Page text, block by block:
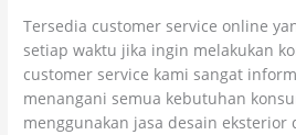
Tersedia customer service online
setiap waktu jika ingin melakukan
customer service kami sangat
menangani semua kebutuhan
menggunakan jasa desain eksterior